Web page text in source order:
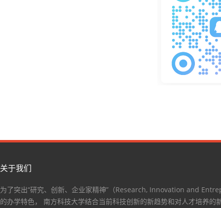
关于我们
为了突出“研究、创新、企业家精神”（Research, Innovation and
的办学特色， 南方科技大学结合当前科技创新的新趋势和对人才培养的